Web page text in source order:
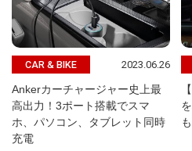
CAR & BIKE 2023.06.26
Ankerカーチャージャー史上最
高出力！3ポート搭載でスマ
ホ、パソコン、タブレット同時
充電